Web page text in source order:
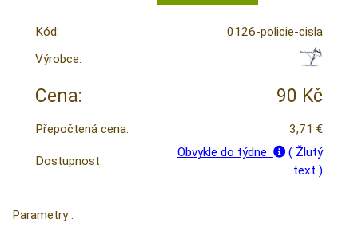
Kód:
0126-policie-cisla
Výrobce:
Cena: 90 Kč
Přepočtená cena: 3,71 €
Dostupnost:
Obvykle do týdne
( Žlutý
text )
Parametry :